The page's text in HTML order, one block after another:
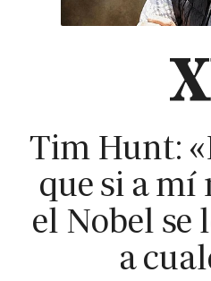
Tim Hunt:
que si a mí
el Nobel se
a